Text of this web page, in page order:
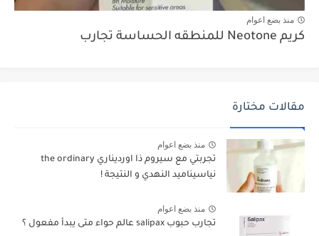
منذ بضع اعوام
كريم Neotone للمنطقه الحساسة تجارب
مقالات مختارة
منذ بضع اعوام
تجربتي مع سيروم ذا اورديناري the ordinary
نياسيناميد النهدي و النتيجة !
منذ بضع اعوام
تجارب حبوب salipax عالم حواء متى يبدأ مفعول ؟